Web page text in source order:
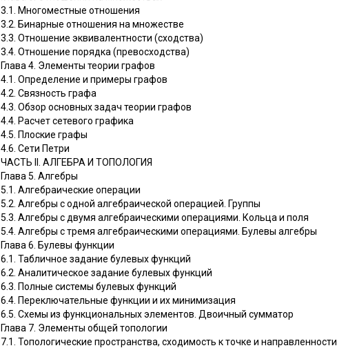
3.1. Многоместные отношения
3.2. Бинарные отношения на множестве
3.3. Отношение эквивалентности (сходства)
3.4. Отношение порядка (превосходства)
Глава 4. Элементы теории графов
4.1. Определение и примеры графов
4.2. Связность графа
4.3. Обзор основных задач теории графов
4.4. Расчет сетевого графика
4.5. Плоские графы
4.6. Сети Петри
ЧАСТЬ II. АЛГЕБРА И ТОПОЛОГИЯ
Глава 5. Алгебры
5.1. Алгебраические операции
5.2. Алгебры с одной алгебраической операцией. Группы
5.3. Алгебры с двумя алгебраическими операциями. Кольца и поля
5.4. Алгебры с тремя алгебраическими операциями. Булевы алгебры
Глава 6. Булевы функции
6.1. Табличное задание булевых функций
6.2. Аналитическое задание булевых функций
6.3. Полные системы булевых функций
6.4. Переключательные функции и их минимизация
6.5. Схемы из функциональных элементов. Двоичный сумматор
Глава 7. Элементы общей топологии
7.1. Топологические пространства, сходимость к точке и направленности